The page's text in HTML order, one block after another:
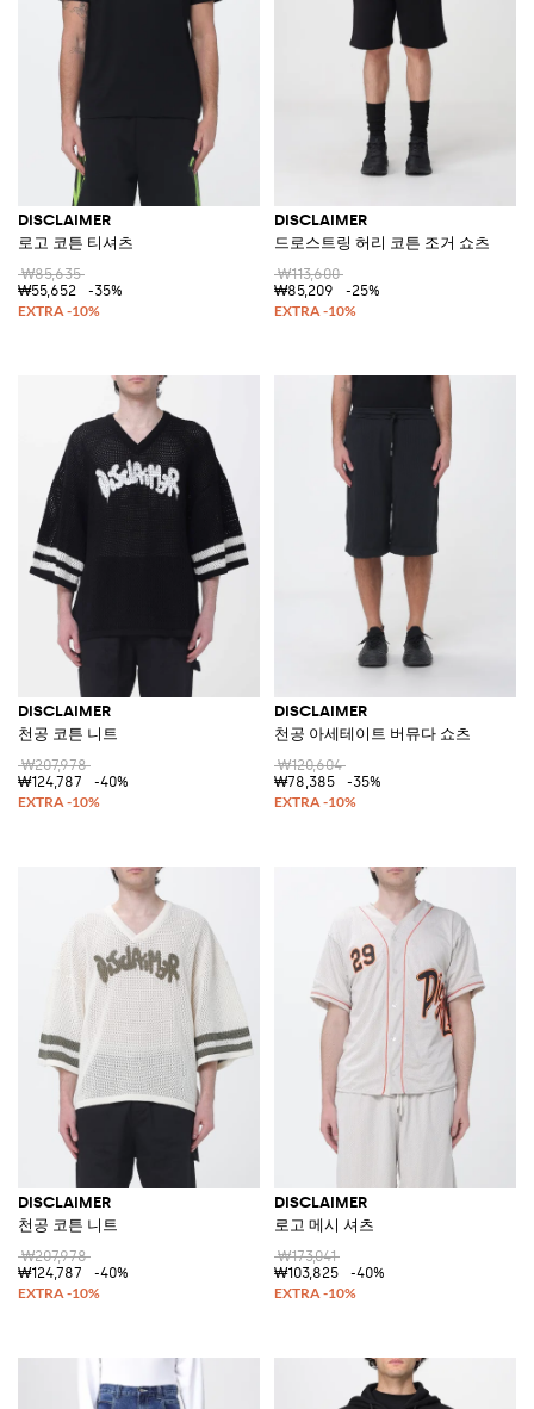
DISCLAIMER
로고 코튼 티셔츠
₩85,635
₩55,652
-35%
DISCLAIMER
드로스트링 허리 코튼 조거 쇼츠
₩113,600
₩85,209
-25%
DISCLAIMER
천공 코튼 니트
₩207,978
₩124,787
-40%
DISCLAIMER
천공 아세테이트 버뮤다 쇼츠
₩120,604
₩78,385
-35%
DISCLAIMER
천공 코튼 니트
₩207,978
₩124,787
-40%
DISCLAIMER
로고 메시 셔츠
₩173,041
₩103,825
-40%